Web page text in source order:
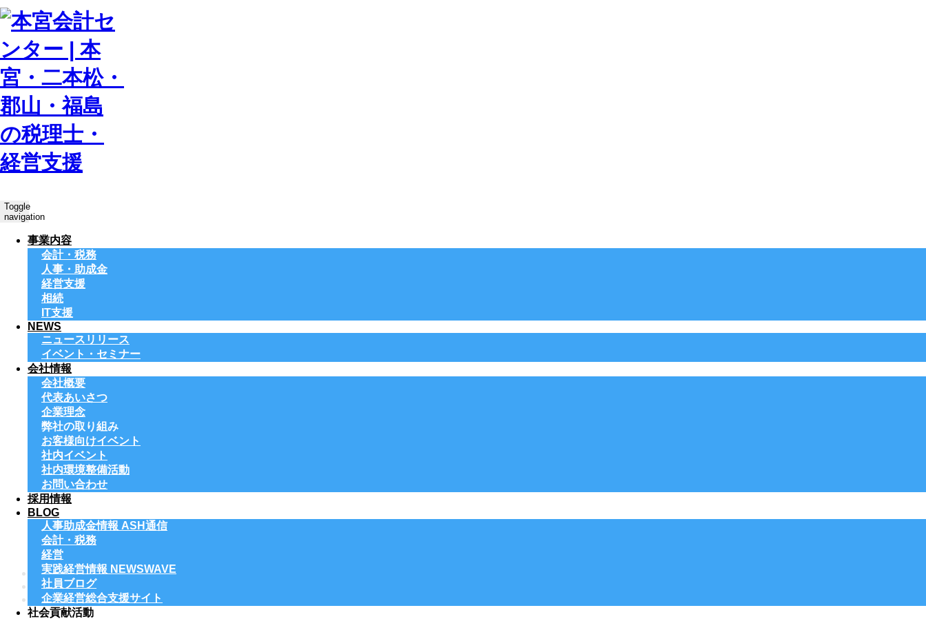
Toggle
navigation
事業内容
会計・税務
人事・助成金
経営支援
相続
IT支援
NEWS
ニュースリリース
イベント・セミナー
会社情報
会社概要
代表あいさつ
企業理念
弊社の取り組み
お客様向けイベント
社内イベント
社内環境整備活動
お問い合わせ
採用情報
BLOG
人事助成金情報 ASH通信
会計・税務
経営
実践経営情報 NEWSWAVE
社員ブログ
企業経営総合支援サイト
社会貢献活動
ホーム
スタッフ
スタッフインタビュー03